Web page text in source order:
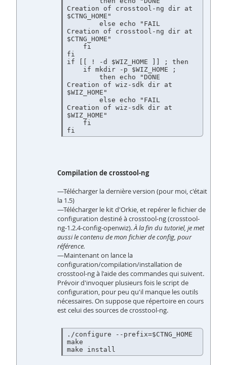
Creation of crosstool-ng dir at
$CTNG_HOME"
Creation of crosstool-ng dir at
$CTNG_HOME"
fi
if [[ ! -d $WIZ_HOME ]] ; then
Creation of wiz-sdk dir at
$WIZ_HOME"
Creation of wiz-sdk dir at
$WIZ_HOME"
Compilation de crosstool-ng
—Télécharger la dernière version (pour moi, c'était
la 1.5)
—Télécharger le kit d'Orkie, et repérer le fichier de
configuration destiné à crosstool-ng (crosstool-
ng-1.2.4-config-openwiz).À la fin du tutoriel, je met
aussi le contenu de mon fichier de config, pour
référence.
—Maintenant on lance la
configuration/compilation/installation de
crosstool-ng à l'aide des commandes qui suivent.
Prévoir d'invoquer plusieurs fois le script de
configuration, pour peu qu'il manque les outils
nécessaires. On suppose que répertoire en cours
est celui des sources de crosstool-ng.
./configure --prefix=$CTNG_HOME
make